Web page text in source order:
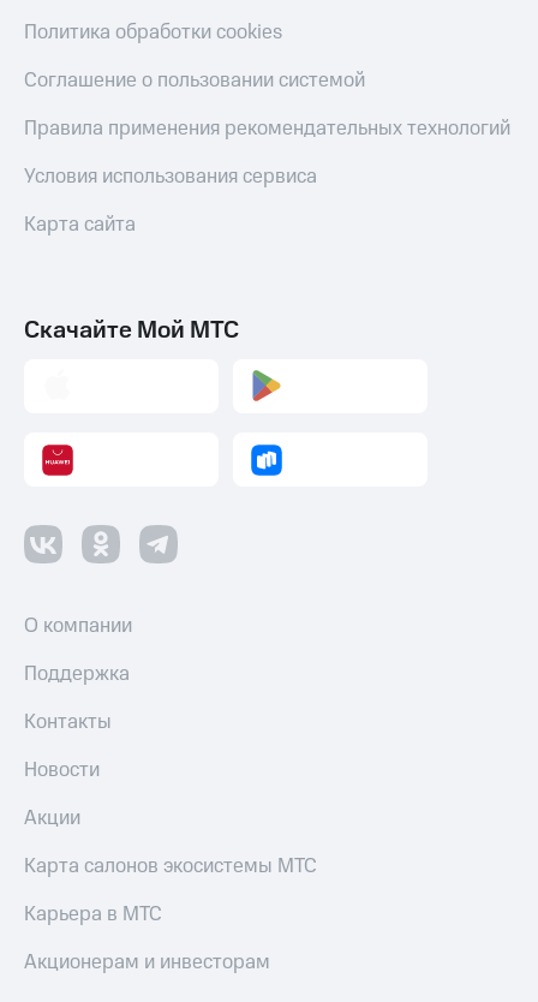
Политика обработки cookies
Соглашение о пользовании системой
Правила применения рекомендательных технологий
Условия использования сервиса
Карта сайта
Скачайте Мой МТС
О компании
Поддержка
Контакты
Новости
Акции
Карта салонов экосистемы МТС
Карьера в МТС
Акционерам и инвесторам